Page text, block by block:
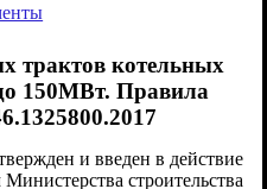
трактов котельных
150МВт. Правила
и введен в действие
строительства